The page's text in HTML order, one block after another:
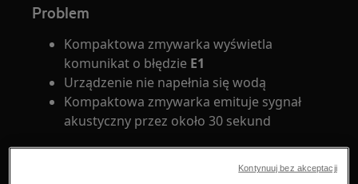
Problem
Kompaktowa zmywarka wyświetla
komunikat o błędzie E1
Urządzenie nie napełnia się wodą
Kompaktowa zmywarka emituje sygnał
akustyczny przez około 30 sekund
Kontynuuj bez akceptacji